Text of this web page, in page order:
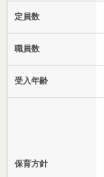
定員数
職員数
受入年齢
保育方針